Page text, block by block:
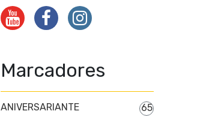
Marcadores
ANIVERSARIANTE
65